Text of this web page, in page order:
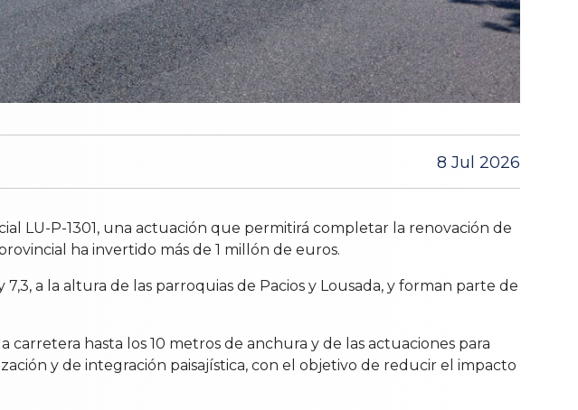
8 Jul 2026
LU-P-1301, una actuación que permitirá completar la renovación de
ha invertido más de 1 millón de euros.
a la altura de las parroquias de Pacios y Lousada, y forman parte de
hasta los 10 metros de anchura y de las actuaciones para
y de integración paisajística, con el objetivo de reducir el impacto